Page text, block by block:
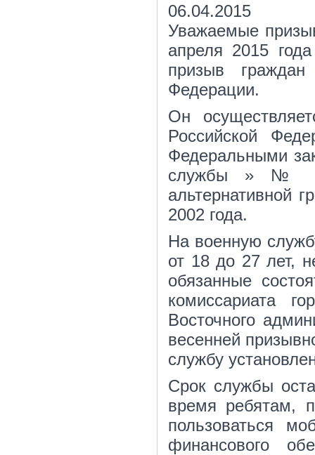
06.04.2015
Уважаемые
апреля 2015
призыв
Федерации.
Он
Российской
Федеральными
службы » №
альтернативной
2002 года.
На военную
от 18 до 27 лет,
обязанные
комиссариата
Восточного
весенней
службу
Срок службы
время ребятам,
пользоваться
финансового